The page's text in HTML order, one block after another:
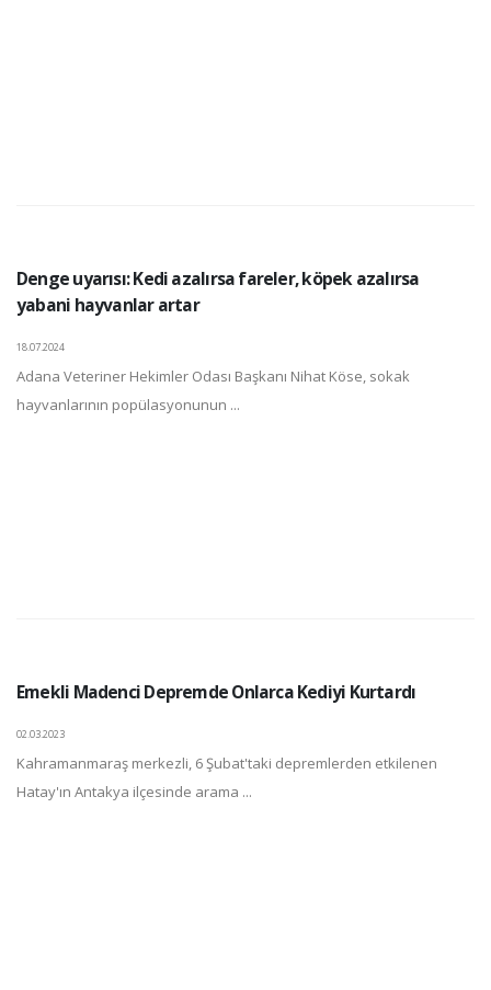
Denge uyarısı: Kedi azalırsa fareler, köpek azalırsa
yabani hayvanlar artar
18.07.2024
Adana Veteriner Hekimler Odası Başkanı Nihat Köse, sokak
hayvanlarının popülasyonunun ...
Emekli Madenci Depremde Onlarca Kediyi Kurtardı
02.03.2023
Kahramanmaraş merkezli, 6 Şubat'taki depremlerden etkilenen
Hatay'ın Antakya ilçesinde arama ...